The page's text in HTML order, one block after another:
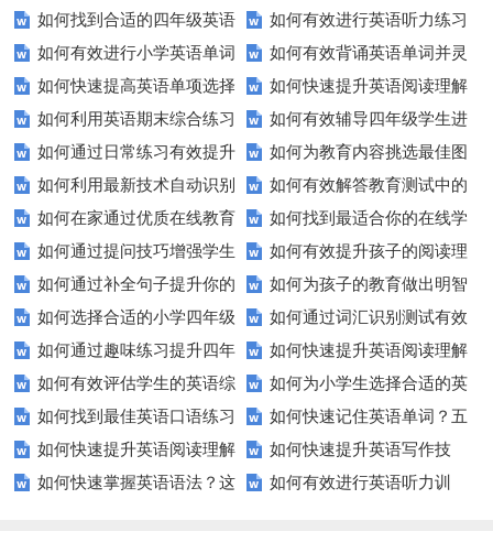
如何找到合适的四年级英语
期末测试卷来提高孩子的成绩？
如何有效进行英语听力练习
以快速提升？
如何有效进行小学英语单词
与短语的默写练习？家长和老师
必看！
如何有效背诵英语单词并灵
活运用？
如何快速提高英语单项选择
题的得分？
如何快速提升英语阅读理解
能力？这些技巧你必须知道！
如何利用英语期末综合练习
卷高效备考？
如何有效辅导四年级学生进
行英语学习？这里有你需要的所
有资源！
如何通过日常练习有效提升
英语听力？
如何为教育内容挑选最佳图
片？这些建议让你的文章脱颖而
出！
如何利用最新技术自动识别
图片内容？
如何有效解答教育测试中的
排序题？[疑问式标题]
如何在家通过优质在线教育
资源提升自我？
如何找到最适合你的在线学
习平台？这里有你需要知道的一
切！
如何通过提问技巧增强学生
的课堂互动？
如何有效提升孩子的阅读理
解能力？这里有秘诀！
如何通过补全句子提升你的
写作技巧？
如何为孩子的教育做出明智
的选择？——一份全面指南
如何选择合适的小学四年级
英语听力练习？
如何通过词汇识别测试有效
提升英语词汇量？
如何通过趣味练习提升四年
级学生的英语句子结构？
如何快速提升英语阅读理解
能力？这些技巧助你一臂之力！
如何有效评估学生的英语综
合能力？这些测评方法要知道！
如何为小学生选择合适的英
语听力测试工具？
如何找到最佳英语口语练习
方法？这些建议让你事半功倍！
如何快速记住英语单词？五
种实用记忆法帮你解决难题
如何快速提升英语阅读理解
能力？这些技巧你必须知道！
如何快速提升英语写作技
能？这5个技巧你必须知道！
如何快速掌握英语语法？这
如何有效进行英语听力训